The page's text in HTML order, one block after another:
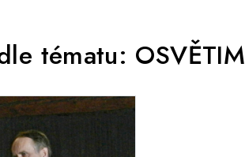
tématu: OSVĚTIM